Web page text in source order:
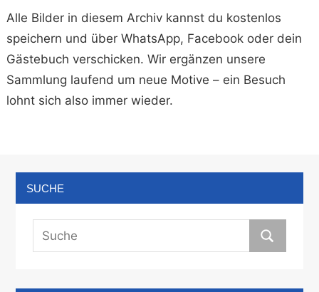
Alle Bilder in diesem Archiv kannst du kostenlos
speichern und über WhatsApp, Facebook oder dein
Gästebuch verschicken. Wir ergänzen unsere
Sammlung laufend um neue Motive – ein Besuch
lohnt sich also immer wieder.
SUCHE